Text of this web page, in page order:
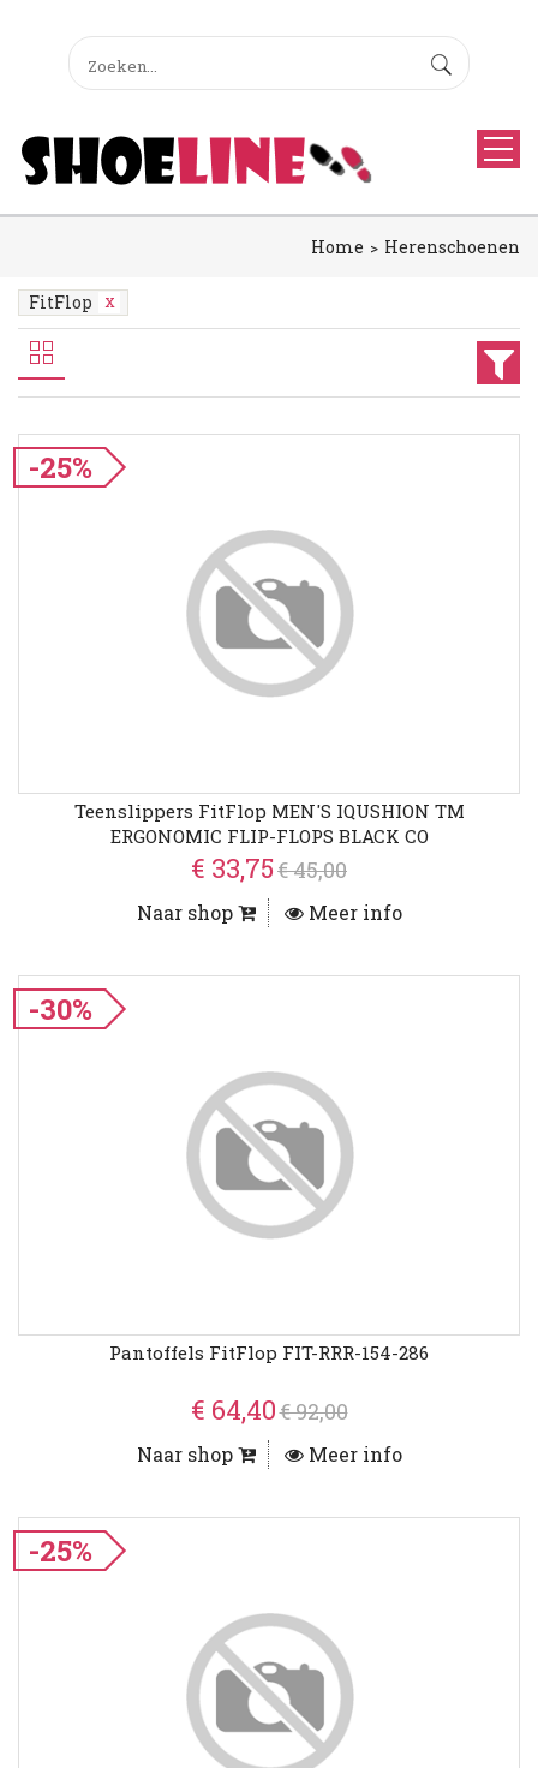
Home Herenschoenen
FitFlop
-25%
Teenslippers FitFlop MEN'S IQUSHION TM
ERGONOMIC FLIP-FLOPS BLACK CO
€ 33,75€ 45,00
Naar shop Meer info
-30%
Pantoffels FitFlop FIT-RRR-154-286
€ 64,40€ 92,00
Naar shop Meer info
-25%